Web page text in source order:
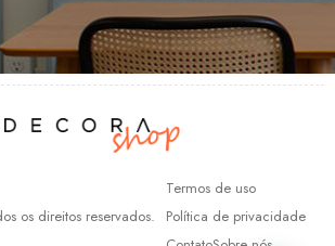
os direitos reservados.
Termos de uso
Política de privacidade